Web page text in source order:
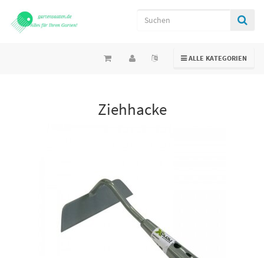
TOGGLE NAVIGATION
ALLE KATEGORIEN
Ziehhacke